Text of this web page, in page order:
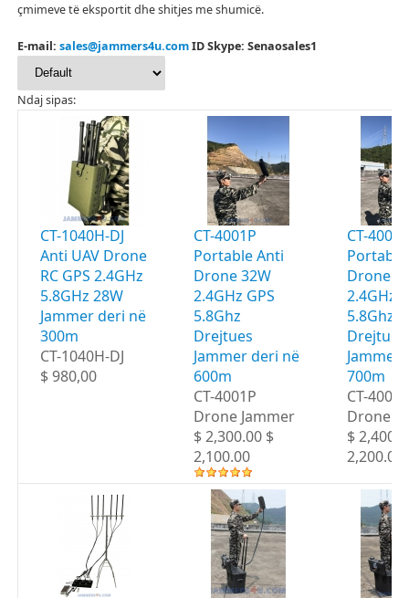
çmimeve të eksportit dhe shitjes me shumicë.
E-mail: sales@jammers4u.comID Skype: Senaosales1
Ndaj sipas:
CT-1040H-DJ
Anti UAV Drone
RC GPS 2.4GHz
5.8GHz 28W
Jammer deri në
300m
CT-1040H-DJ
$ 980,00
CT-4001P
Portable Anti
Drone 32W
2.4GHz GPS
5.8Ghz
Drejtues
Jammer deri në
600m
CT-4001P
Drone Jammer
$ 2,300.00 $
2,100.00
CT-4002P
Drone
2.4GHz
5.8Ghz
Drejtues
Jammer
700m
CT-4002P
Drone
$
2,200.00